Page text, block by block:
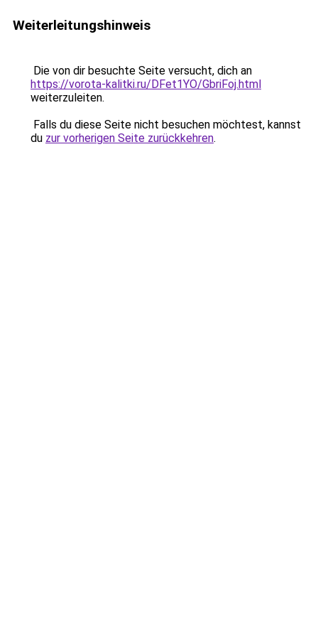
Weiterleitungshinweis
Die von dir besuchte Seite versucht, dich an
https://vorota-kalitki.ru/DFet1YO/GbriFoj.html
weiterzuleiten.
Falls du diese Seite nicht besuchen möchtest, kannst
du zur vorherigen Seite zurückkehren.